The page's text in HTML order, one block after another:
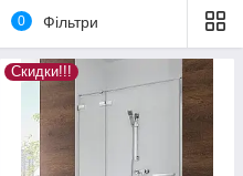
0 Фільтри
Скидки!!!